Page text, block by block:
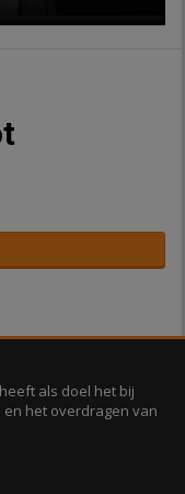
als doel het bij
het overdragen van